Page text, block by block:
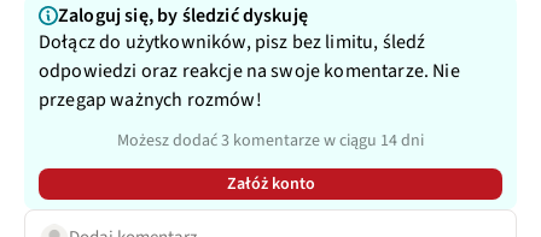
Zaloguj się, by śledzić dyskuję
Dołącz do użytkowników, pisz bez limitu, śledź
odpowiedzi oraz reakcje na swoje komentarze. Nie
przegap ważnych rozmów!
Możesz dodać 3 komentarze w ciągu 14 dni
Załóż konto